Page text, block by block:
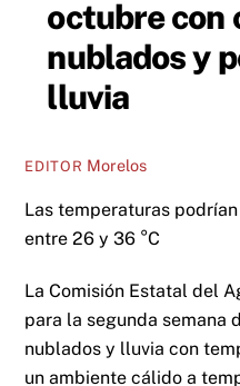
octubre con
nublados y
lluvia
EDITOR Morelos
Las temperaturas
entre 26 y 36 °C
La Comisión Estatal del
para la segunda semana
nublados y lluvia con
un ambiente cálido a